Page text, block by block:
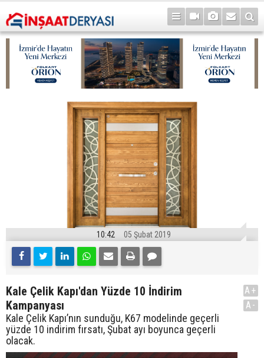
10:42 05 Şubat 2019
Kale Çelik Kapı'dan Yüzde 10 İndirim
Kampanyası
Kale Çelik Kapı’nın sunduğu, K67 modelinde geçerli
yüzde 10 indirim fırsatı, Şubat ayı boyunca geçerli
olacak.
A+
A-